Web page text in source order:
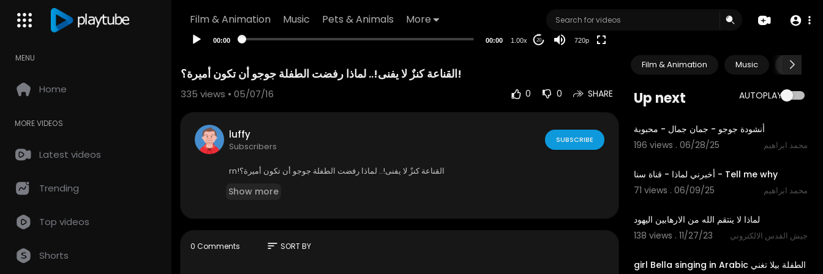
Film & Animation Music Pets & Animals More
MENU
Home
MORE VIDEOS
Latest videos
Trending
Top videos
Shorts
00:00 00:00 1.00x 20 720p
Film & Animation Music Pets &
Up next AUTOPLAY
أنشودة جوجو - جمان جمال - محبوبة
196 views . 06/28/25
محمد ابراهيم
أخبرني لماذا - قناة سنا - Tell me why
71 views . 06/09/25
محمد ابراهيم
لماذا لا ينتقم الله من الارهابين اليهود
138 views . 11/27/23
جيش القدس الالكتروني
girl Bella singing in Arabic الطفلة بيلا تغني
القناعة كنزٌ لا يفنى!.. لماذا رفضت الطفلة جوجو أن تكون أميرة؟!
335 views • 05/07/16 0 0 SHARE
luffy
Subscribers
SUBSCRIBE
القناعة كنزٌ لا يفنى!.. لماذا رفضت الطفلة جوجو أن تكون أميرة؟!rn
Show more
0 Comments sort SORT BY